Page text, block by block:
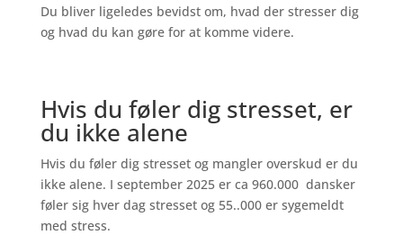
Du bliver ligeledes bevidst om, hvad der stresser dig
og hvad du kan gøre for at komme videre.
Hvis du føler dig stresset, er
du ikke alene
Hvis du føler dig stresset og mangler overskud er du
ikke alene. I september 2025 er ca 960.000 dansker
føler sig hver dag stresset og 55..000 er sygemeldt
med stress.